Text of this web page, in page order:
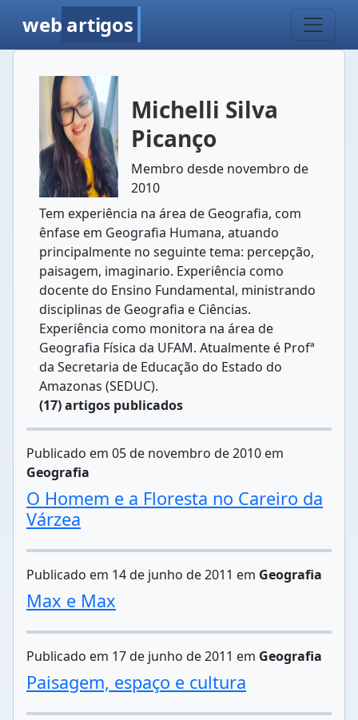
web artigos
Michelli Silva
Picanço
Membro desde novembro de
2010
Tem experiência na área de Geografia, com
ênfase em Geografia Humana, atuando
principalmente no seguinte tema: percepção,
paisagem, imaginario. Experiência como
docente do Ensino Fundamental, ministrando
disciplinas de Geografia e Ciências.
Experiência como monitora na área de
Geografia Física da UFAM. Atualmente é Profª
da Secretaria de Educação do Estado do
Amazonas (SEDUC).
(17) artigos publicados
Publicado em 05 de novembro de 2010 em
Geografia
O Homem e a Floresta no Careiro da
Várzea
Publicado em 14 de junho de 2011 em Geografia
Max e Max
Publicado em 17 de junho de 2011 em Geografia
Paisagem, espaço e cultura